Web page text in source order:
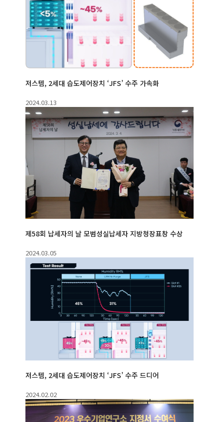
저스템, 2세대 습도제어장치 ‘JFS’ 수주 가속화
2024.03.13
제58회 납세자의 날 모범성실납세자 지방청장표창 수상
2024.03.05
저스템, 2세대 습도제어장치 ‘JFS’ 수주 드디어
2024.02.02